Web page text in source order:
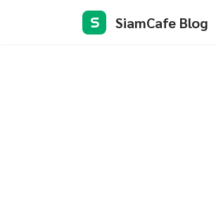
S SiamCafe Blog